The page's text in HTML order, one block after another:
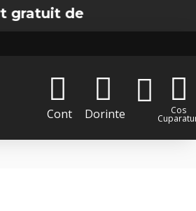
la 200 lei in Bucuresti
Cont
Dorinte Cos